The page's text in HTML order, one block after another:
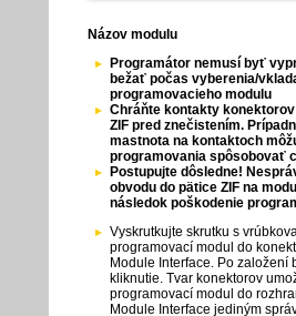
Názov modulu
Programátor nemusí byť
bežať počas vyberenia/
programovacieho modulu
Chráňte kontakty
ZIF pred znečistením.
mastnota na kontaktoch
programovania spôsobovať
Postupujte dôsledne!
obvodu do pätice ZIF na
následok poškodenie
Vyskrutkujte skrutku s
programovací modul do
Module Interface. Po založení
kliknutie. Tvar konektorov
programovací modul do
Module Interface jediným